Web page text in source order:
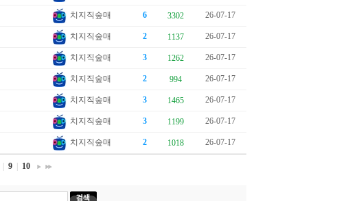
치지직숲매 6 3302 26-07-17
치지직숲매 2 1137 26-07-17
치지직숲매 3 1262 26-07-17
치지직숲매 2 994 26-07-17
치지직숲매 3 1465 26-07-17
치지직숲매 3 1199 26-07-17
치지직숲매 2 1018 26-07-17
9 10